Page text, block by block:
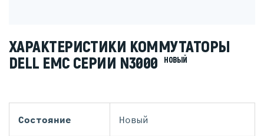
ХАРАКТЕРИСТИКИ КОММУТАТОРЫ
DELL EMC СЕРИИ N3000
НОВЫЙ
Состояние Новый